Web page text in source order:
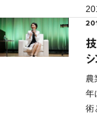
農
年
術